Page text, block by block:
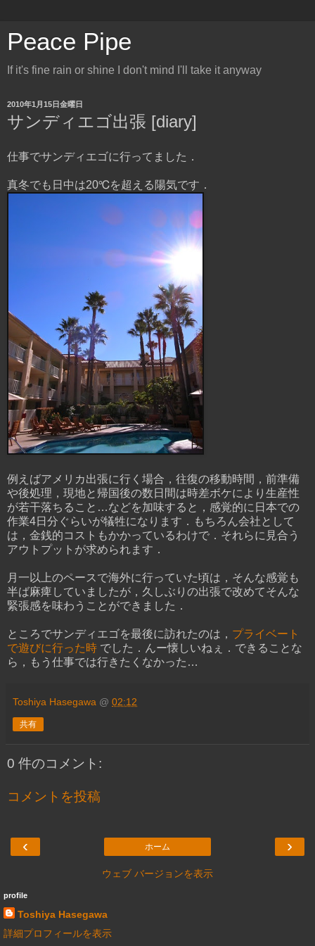
Peace Pipe
If it's fine rain or shine I don't mind I'll take it anyway
2010年1月15日金曜日
サンディエゴ出張 [diary]
仕事でサンディエゴに行ってました．
真冬でも日中は20℃を超える陽気です．
例えばアメリカ出張に行く場合，往復の移動時間，前準備
や後処理，現地と帰国後の数日間は時差ボケにより生産性
が若干落ちること…などを加味すると，感覚的に日本での
作業4日分ぐらいが犠牲になります．もちろん会社として
は，金銭的コストもかかっているわけで．それらに見合う
アウトプットが求められます．
月一以上のペースで海外に行っていた頃は，そんな感覚も
半ば麻痺していましたが，久しぶりの出張で改めてそんな
緊張感を味わうことができました．
ところでサンディエゴを最後に訪れたのは， プライベート
で遊びに行った時 でした．んー懐しいねぇ．できることな
ら，もう仕事では行きたくなかった…
Toshiya Hasegawa @ 02:12
共有
0 件のコメント:
コメントを投稿
‹ ›
ホーム
ウェブ バージョンを表示
profile
Toshiya Hasegawa
詳細プロフィールを表示